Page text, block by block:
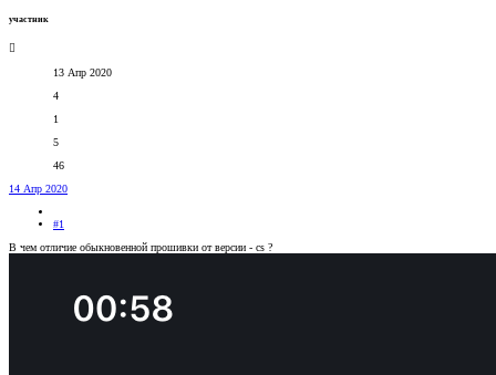
участник
13 Апр 2020
4
1
5
46
14 Апр 2020
#1
В чем отличие обыкновенной прошивки от версии - cs ?